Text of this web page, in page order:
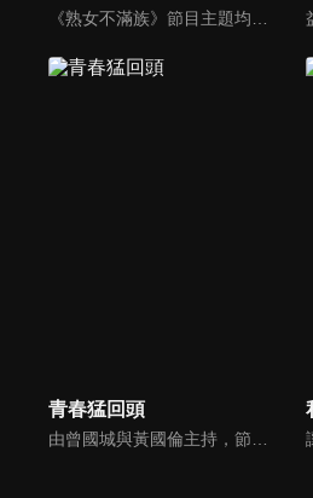
青春猛回頭
由曾國城與黃國倫主持，節目中邀請20位20歲以下青少年組成青春團，另一邊則為年紀相較成熟的藝人來賓為不老團，每集分別就一件青少年必定遇見的事件討論，看兩個不同年代的人們，所擁有的不同看法與立場。帶領讓觀眾一起回到那些年的青春歲月！